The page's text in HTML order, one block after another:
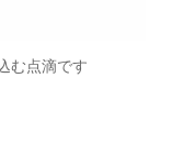
む点滴です